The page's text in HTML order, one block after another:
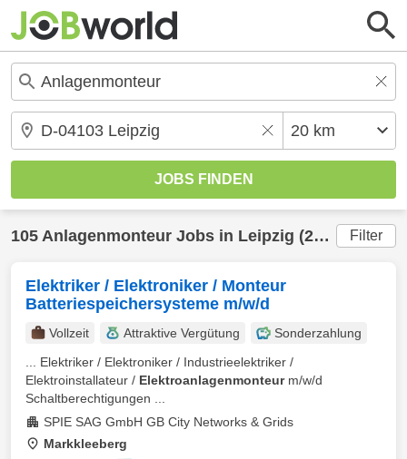
105 Anlagenmonteur Jobs in Leipzig (20 km) gefunden Filter
Elektriker / Elektroniker / Monteur
Batteriespeichersysteme m/w/d
Vollzeit Attraktive Vergütung
Sonderzahlung
... Elektriker / Elektroniker / Industrieelektriker /
Elektroinstallateur / Elektroanlagenmonteurm/w/d
Schaltberechtigungen ...
SPIE SAG GmbH GB City Networks & Grids
Markkleeberg